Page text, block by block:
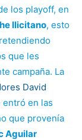
los playoff, en
Ilicitano, esto
que les
campaña. La
David
en las
que provenía
Aguilar